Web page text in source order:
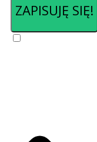
ZAPISUJĘ SIĘ!